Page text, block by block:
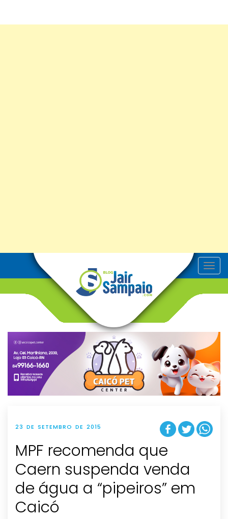
T
o
v
g
t
i
o
n
23 DE SETEMBRO DE 2015
MPF recomenda que
Caern suspenda venda
de água a “pipeiros” em
Caicó